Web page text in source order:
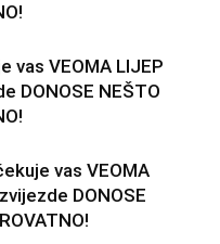
vas VEOMA LIJEP
DONOSE NEŠTO
vas VEOMA
DONOSE